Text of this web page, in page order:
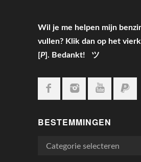
Wil je me helpen mijn
vullen? Klik dan op het
[P]. Bedankt! ツ
BESTEMMINGEN
Bestemmingen